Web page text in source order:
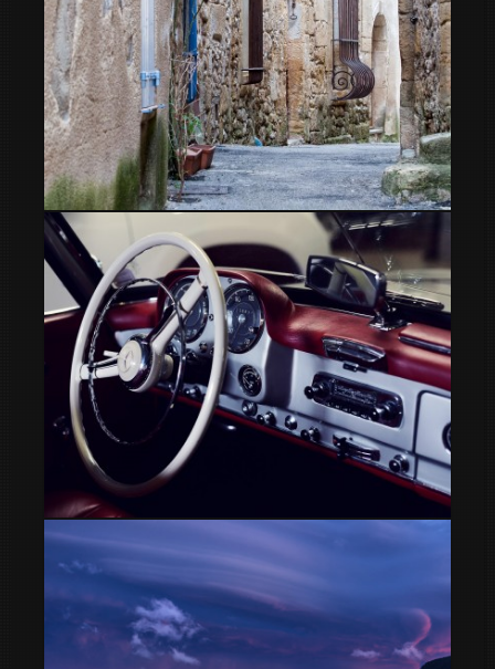
calles de la Provenza Francesa
Detalles